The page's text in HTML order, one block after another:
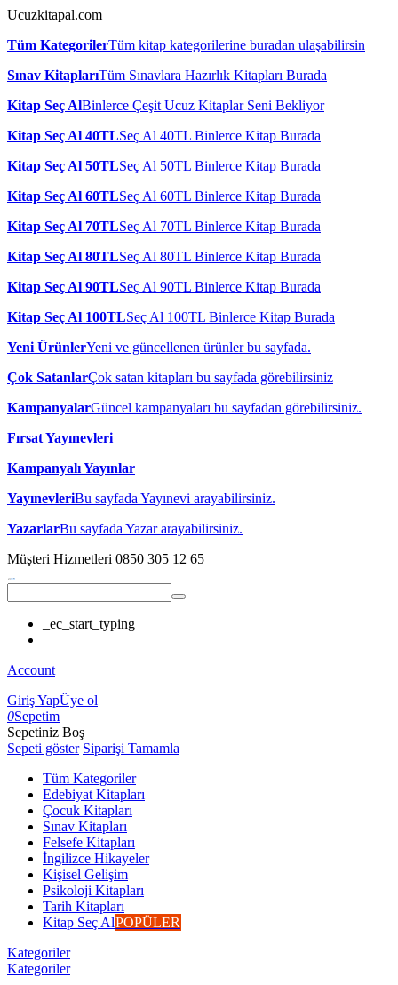
Ucuzkitapal.com
Tüm KategorilerTüm kitap kategorilerine buradan ulaşabilirsin
Sınav KitaplarıTüm Sınavlara Hazırlık Kitapları Burada
Kitap Seç AlBinlerce Çeşit Ucuz Kitaplar Seni Bekliyor
Kitap Seç Al 40TLSeç Al 40TL Binlerce Kitap Burada
Kitap Seç Al 50TLSeç Al 50TL Binlerce Kitap Burada
Kitap Seç Al 60TLSeç Al 60TL Binlerce Kitap Burada
Kitap Seç Al 70TLSeç Al 70TL Binlerce Kitap Burada
Kitap Seç Al 80TLSeç Al 80TL Binlerce Kitap Burada
Kitap Seç Al 90TLSeç Al 90TL Binlerce Kitap Burada
Kitap Seç Al 100TLSeç Al 100TL Binlerce Kitap Burada
Yeni ÜrünlerYeni ve güncellenen ürünler bu sayfada.
Çok SatanlarÇok satan kitapları bu sayfada görebilirsiniz
KampanyalarGüncel kampanyaları bu sayfadan görebilirsiniz.
Fırsat Yayınevleri
Kampanyalı Yayınlar
YayınevleriBu sayfada Yayınevi arayabilirsiniz.
YazarlarBu sayfada Yazar arayabilirsiniz.
Müşteri Hizmetleri 0850 305 12 65
_ec_start_typing
Account
Giriş YapÜye ol
0Sepetim
Sepetiniz Boş
Sepeti göster Siparişi Tamamla
Tüm Kategoriler
Edebiyat Kitapları
Çocuk Kitapları
Sınav Kitapları
Felsefe Kitapları
İngilizce Hikayeler
Kişisel Gelişim
Psikoloji Kitapları
Tarih Kitapları
Kitap Seç AlPOPÜLER
Kategoriler
Kategoriler